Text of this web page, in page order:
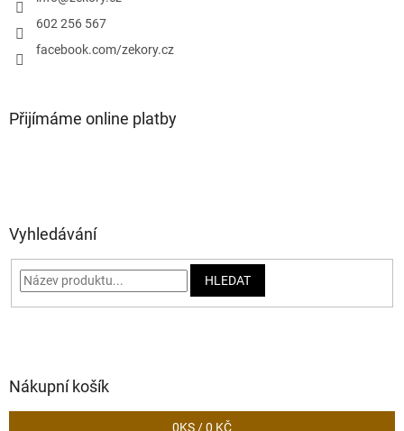
602 256 567
facebook.com/zekory.cz
Přijímáme online platby
Vyhledávání
HLEDAT
Nákupní košík
0KS /0 KČ